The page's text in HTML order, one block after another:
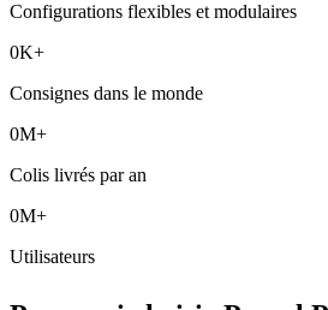
Configurations flexibles et modulaires
0K+
Consignes dans le monde
0M+
Colis livrés par an
0M+
Utilisateurs